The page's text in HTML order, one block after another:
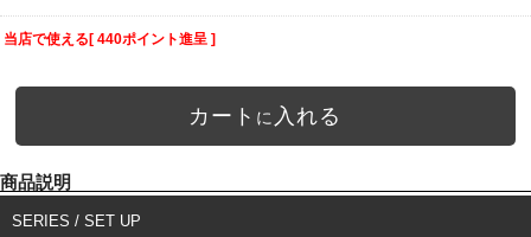
当店で使える[ 440ポイント進呈 ]
カート に 入れる
商品説明
SERIES / SET UP